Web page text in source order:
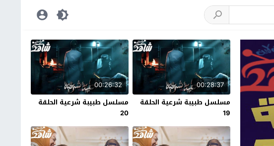
00:28:37
مسلسل طبيبة شرعية الحلقة
19
00:26:32
مسلسل طبيبة شرعية الحلقة
20